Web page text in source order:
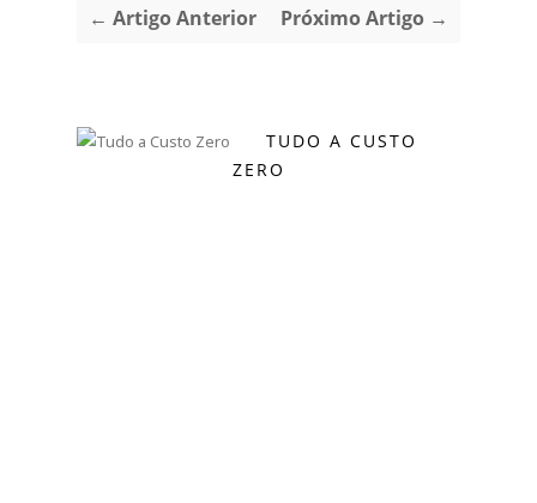
← Artigo Anterior Próximo Artigo →
TUDO A CUSTO
ZERO